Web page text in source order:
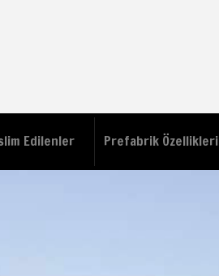
Edilenler Prefabrik Özellikleri